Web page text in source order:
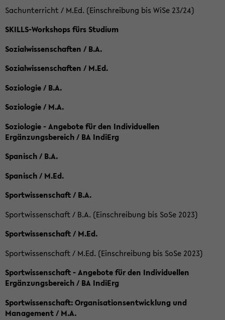
Sachunterricht / M.Ed. (Einschreibung bis WiSe 23/24)
SKILLS-Workshops fürs Studium
Sozialwissenschaften / B.A.
Sozialwissenschaften / M.Ed.
Soziologie / B.A.
Soziologie / M.A.
Soziologie - Angebote für den Individuellen
Ergänzungsbereich / BA IndiErg
Spanisch / B.A.
Spanisch / M.Ed.
Sportwissenschaft / B.A.
Sportwissenschaft / B.A. (Einschreibung bis SoSe 2023)
Sportwissenschaft / M.Ed.
Sportwissenschaft / M.Ed. (Einschreibung bis SoSe 2023)
Sportwissenschaft - Angebote für den Individuellen
Ergänzungsbereich / BA IndiErg
Sportwissenschaft: Organisationsentwicklung und
Management / M.A.